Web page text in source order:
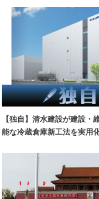
【独自】清水建設が建設・
能な冷蔵倉庫新工法を実用